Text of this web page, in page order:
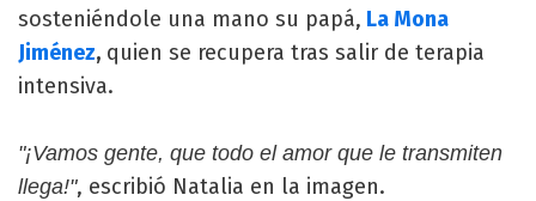
sosteniéndole una mano su papá, La Mona
Jiménez, quien se recupera tras salir de terapia
intensiva.
"¡Vamos gente, que todo el amor que le transmiten
llega!", escribió Natalia en la imagen.